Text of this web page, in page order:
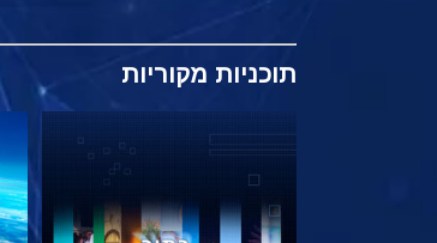
תוכניות מקוריות